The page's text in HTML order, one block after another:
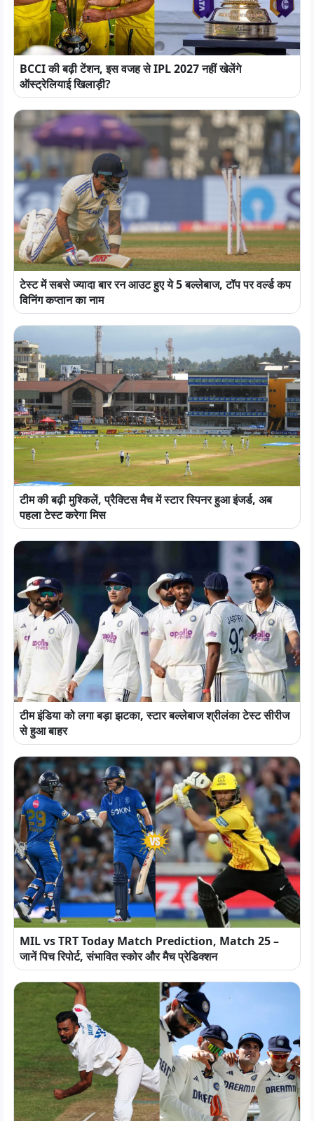
BCCI की बढ़ी टेंशन, इस वजह से IPL 2027 नहीं खेलेंगे
ऑस्ट्रेलियाई खिलाड़ी?
टेस्ट में सबसे ज्यादा बार रन आउट हुए ये 5 बल्लेबाज, टॉप पर वर्ल्ड कप
विनिंग कप्तान का नाम
टीम की बढ़ी मुश्किलें, प्रैक्टिस मैच में स्टार स्पिनर हुआ इंजर्ड, अब
पहला टेस्ट करेगा मिस
टीम इंडिया को लगा बड़ा झटका, स्टार बल्लेबाज श्रीलंका टेस्ट सीरीज
से हुआ बाहर
MIL vs TRT Today Match Prediction, Match 25 –
जानें पिच रिपोर्ट, संभावित स्कोर और मैच प्रेडिक्शन